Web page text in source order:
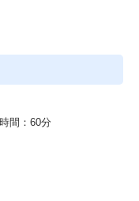
間：60分